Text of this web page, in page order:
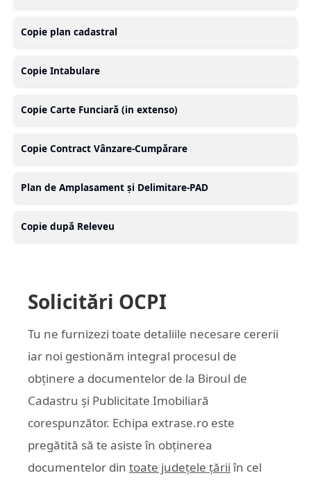
Copie plan cadastral
Copie Intabulare
Copie Carte Funciară (in extenso)
Copie Contract Vânzare-Cumpărare
Plan de Amplasament și Delimitare-PAD
Copie după Releveu
Solicitări OCPI
Tu ne furnizezi toate detaliile necesare cererii
iar noi gestionăm integral procesul de
obținere a documentelor de la Biroul de
Cadastru și Publicitate Imobiliară
corespunzător. Echipa extrase.ro este
pregătită să te asiste în obținerea
documentelor din toate județele țării în cel